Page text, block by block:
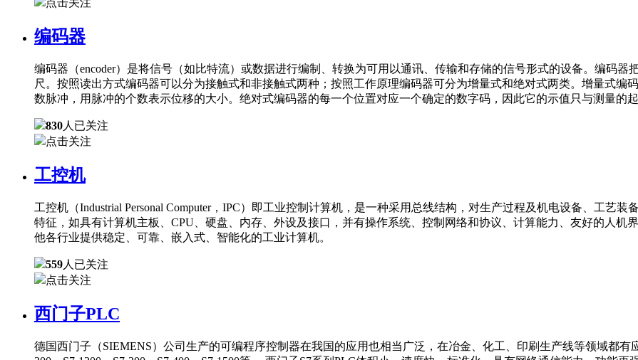
点击关注
编码器
编码器（encoder）是将信号（如比特流）或数据进行编制、转换为可用以通讯、传输和存储的信号形式的设备。编码
尺。按照读出方式编码器可以分为接触式和非接触式两种；按照工作原理编码器可分为增量式和绝对式两类。增量式编
数脉冲，用脉冲的个数表示位移的大小。绝对式编码器的每一个位置对应一个确定的数字码，因此它的示值只与测量的
830人已关注
点击关注
工控机
工控机（Industrial Personal Computer，IPC）即工业控制计算机，是一种采用总线结构，对生产过程及机电设备、工艺
特征，如具有计算机主板、CPU、硬盘、内存、外设及接口，并有操作系统、控制网络和协议、计算能力、友好的人机
他各行业提供稳定、可靠、嵌入式、智能化的工业计算机。
559人已关注
点击关注
西门子PLC
德国西门子（SIEMENS）公司生产的可编程序控制器在我国的应用也相当广泛，在冶金、化工、印刷生产线等领域都有